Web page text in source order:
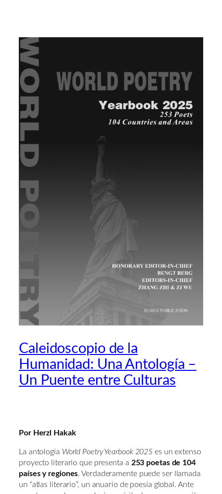
Caleidoscopio de la
Humanidad: Una Antología –
Un Puente entre Culturas
Por Herzl Hakak
La antología World Poetry Yearbook 2025 es un extenso
proyecto literario que presenta a 253 poetas de 104
países y regiones. Verdaderamente puede ser llamada
un “atlas literario”, un anuario de poesía global. Ante